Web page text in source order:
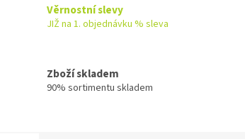
Věrnostní slevy
JIŽ na 1. objednávku % sleva
Zboží skladem
90% sortimentu skladem